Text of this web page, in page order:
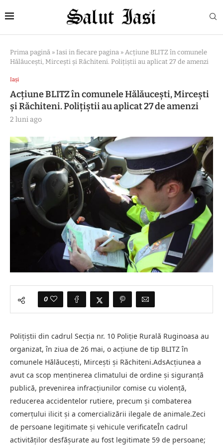
Prima pagină » Iasi in fiecare pagina » Acțiune BLITZ în comunele
Hălăucești, Mircești și Răchiteni. Polițiștii au aplicat 27 de amenzi
Iași
Acțiune BLITZ în comunele Hălăucești, Mircești
și Răchiteni. Polițiștii au aplicat 27 de amenzi
2 luni ago
0
Polițiștii din cadrul Secția nr. 10 Poliție Rurală Ruginoasa au
organizat, în ziua de 26 mai, o acțiune de tip BLITZ în
comunele Hălăucești, Mircești și Răchiteni.AdsAcțiunea a
avut ca scop menținerea climatului de ordine și siguranță
publică, prevenirea infracțiunilor comise cu violență,
reducerea accidentelor rutiere, precum și combaterea
comerțului ilicit și a comercializării ilegale de animale.Zeci
de persoane legitimate și vehicule verificateÎn cadrul
activităților desfășurate au fost legitimate 59 de persoane;